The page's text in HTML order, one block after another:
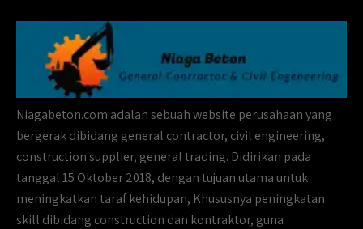
Niagabeton.com adalah sebuah website perusahaan yang
bergerak dibidang general contractor, civil engineering,
construction supplier, general trading. Didirikan pada
tanggal 15 Oktober 2018, dengan tujuan utama untuk
meningkatkan taraf kehidupan, Khususnya peningkatan
skill dibidang construction dan kontraktor, guna